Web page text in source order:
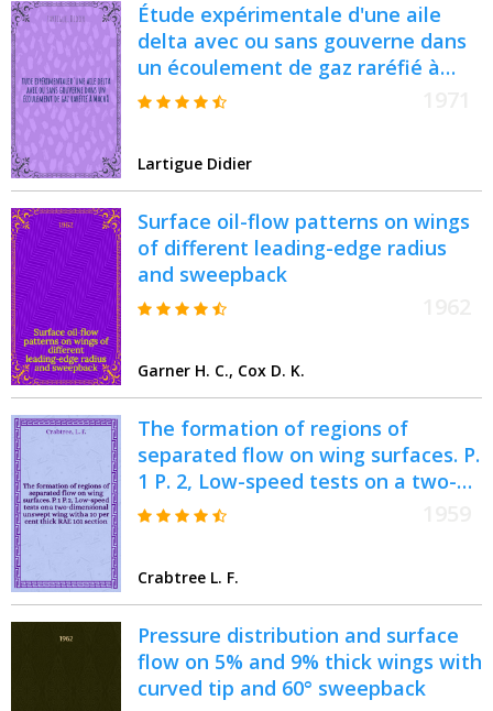
Étude expérimentale d'une aile
delta avec ou sans gouverne dans
un écoulement de gaz raréfié à
Mach 8 : Thèse prés. à la Fac. des
Lartigue Didier
Surface oil-flow patterns on wings
of different leading-edge radius
and sweepback
Garner H. C., Cox D. K.
The formation of regions of
separated flow on wing surfaces. P.
1 P. 2, Low-speed tests on a two-
dimensional unswept wing with a
the mechanism of the leading-
edge stall
Crabtree L. F.
Pressure distribution and surface
flow on 5% and 9% thick wings with
curved tip and 60° sweepback